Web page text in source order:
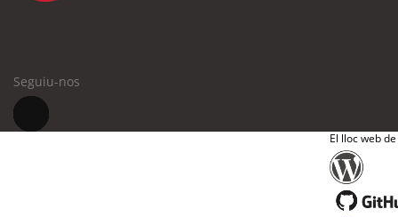
Seguiu-nos
El lloc web